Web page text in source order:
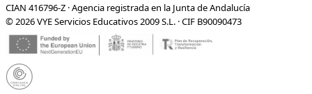
CIAN 416796-Z · Agencia registrada en la Junta de Andalucía
© 2026 VYE Servicios Educativos 2009 S.L. · CIF B90090473